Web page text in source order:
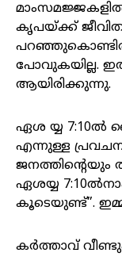
കൃപയ്ക്ക്
പോവുകയില്ല.
ആയിരിക്കുന്നു.
ഏശ യ്യ
എന്നുള്ള
ജനത്തിന്റെയും
ഏശയ്യ
കൂടെയുണ്ട്”.
കര്‍ത്താവ്‌